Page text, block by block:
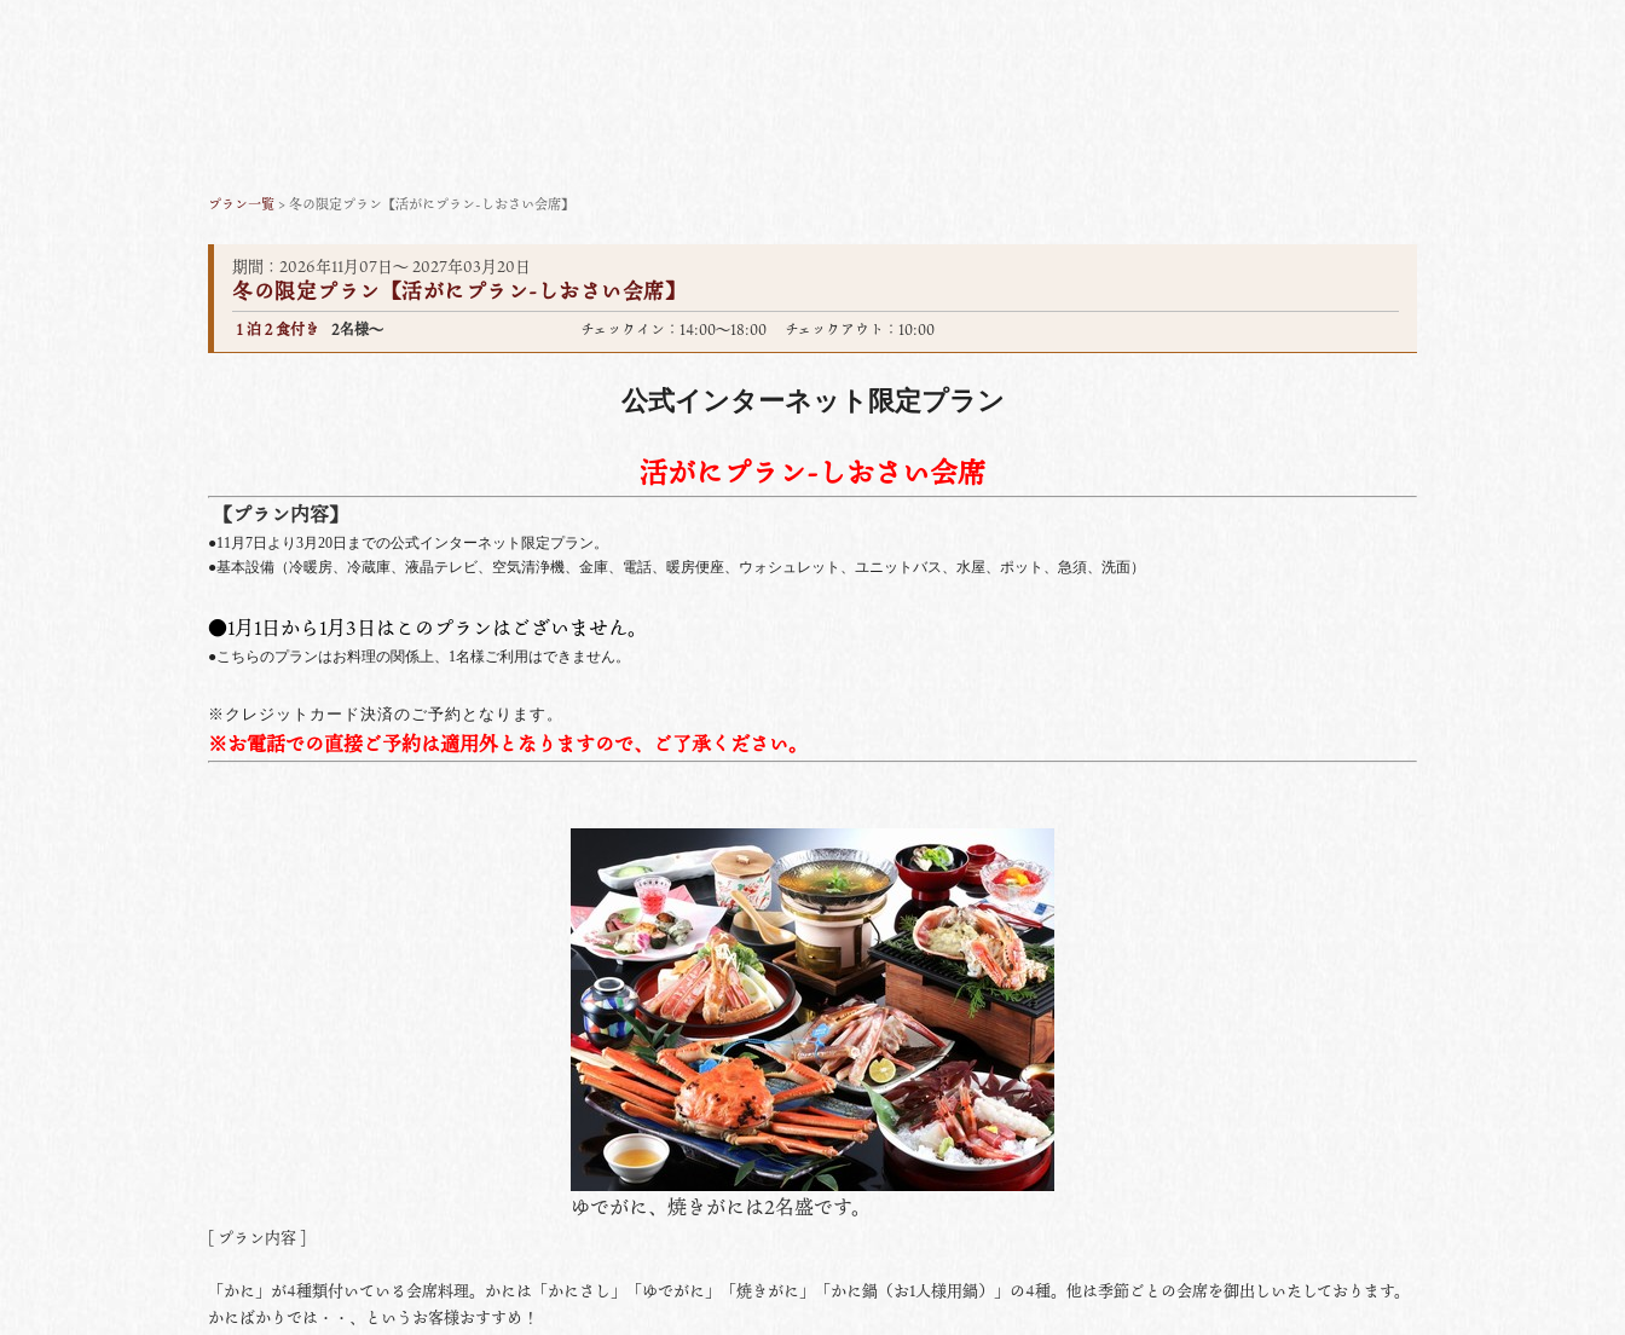
プラン一覧 > 冬の限定プラン【活がにプラン-しおさい会席】
期間：2026年11月07日～ 2027年03月20日
冬の限定プラン【活がにプラン-しおさい会席】
１泊２食付き 2名様～ チェックイン：14:00～18:00 チェックアウト：10:00
公式インターネット限定プラン
活がにプラン-しおさい会席
【プラン内容】
●11月7日より3月20日までの公式インターネット限定プラン。
●基本設備（冷暖房、冷蔵庫、液晶テレビ、空気清浄機、金庫、電話、暖房便座、ウォシュレット、ユニットバス、水屋、ポット、急須、洗面）
●1月1日から1月3日はこのプランはございません。
●こちらのプランはお料理の関係上、1名様ご利用はできません。
※クレジットカード決済のご予約となります。
※お電話での直接ご予約は適用外となりますので、ご了承ください。
ゆでがに、焼きがには2名盛です。
[ プラン内容 ]
「かに」が4種類付いている会席料理。かには「かにさし」「ゆでがに」「焼きがに」「かに鍋（お1人様用鍋）」の4種。他は季節ごとの会席を御出しいたしております。
かにばかりでは・・、というお客様おすすめ！